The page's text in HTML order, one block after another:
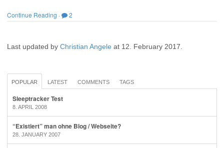
Continue Reading · 2
Last updated by Christian Angele at 12. February 2017
POPULAR LATEST COMMENTS TAGS
Sleeptracker Test
8. APRIL 2008
“Existiert” man ohne Blog / Webseite?
28. JANUARY 2007